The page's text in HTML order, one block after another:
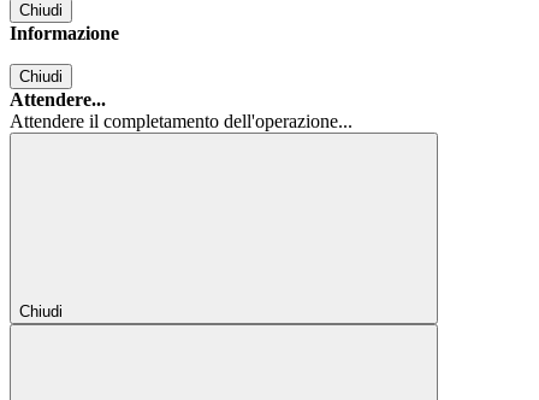
Chiudi
Informazione
Chiudi
Attendere...
Attendere il completamento dell'operazione...
Chiudi